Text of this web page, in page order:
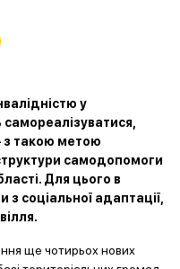
у
з такою метою
самодопомоги
Для цього в
соціальної адаптації,
ще чотирьох нових